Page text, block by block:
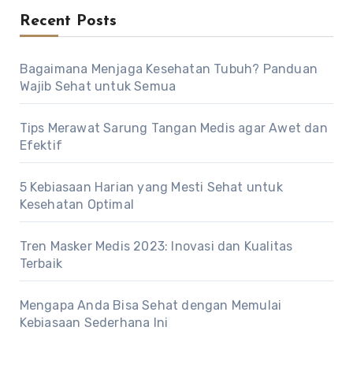
Recent Posts
Bagaimana Menjaga Kesehatan Tubuh? Panduan
Wajib Sehat untuk Semua
Tips Merawat Sarung Tangan Medis agar Awet dan
Efektif
5 Kebiasaan Harian yang Mesti Sehat untuk
Kesehatan Optimal
Tren Masker Medis 2023: Inovasi dan Kualitas
Terbaik
Mengapa Anda Bisa Sehat dengan Memulai
Kebiasaan Sederhana Ini